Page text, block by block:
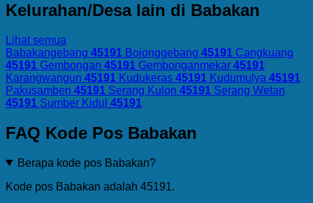
Kelurahan/Desa lain di Babakan
Lihat semua
Babakangebang 45191 Bojonggebang 45191 Cangkuang
45191 Gembongan 45191 Gembonganmekar 45191
Karangwangun 45191 Kudukeras 45191 Kudumulya 45191
Pakusamben 45191 Serang Kulon 45191 Serang Wetan
45191 Sumber Kidul 45191
FAQ Kode Pos Babakan
Berapa kode pos Babakan?
Kode pos Babakan adalah 45191.